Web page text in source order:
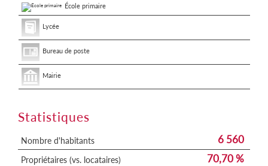
École primaire
Lycée
Bureau de poste
Mairie
Statistiques
Nombre d'habitants 6 560
Propriétaires (vs. locataires) 70,70 %